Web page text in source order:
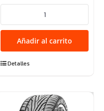
95W
XL
MOZZO
SPORT
cantidad
Añadir al carrito
Detalles